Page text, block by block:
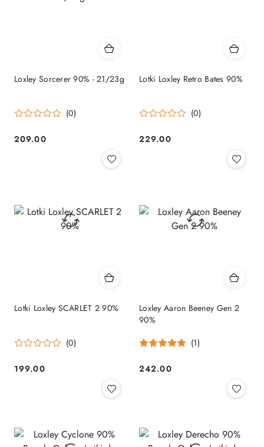
Loxley Sorcerer 90% - 21/23g
(0)
Cena:
209.00
Lotki Loxley Retro Bates 90%
(0)
Cena:
229.00
Lotki Loxley SCARLET 2 90%
(0)
Cena:
199.00
Loxley Aaron Beeney Gen 2
90%
(1)
Cena:
242.00